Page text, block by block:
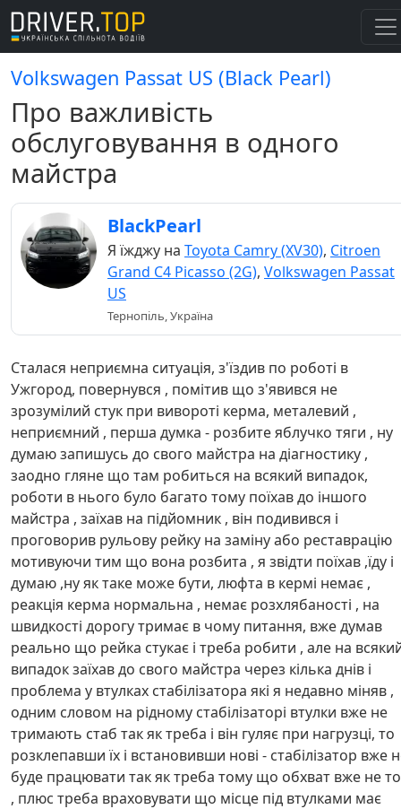
Volkswagen Passat US (Black Pearl)
Про важливість
обслуговування в одного
майстра
BlackPearl
Я їжджу на Toyota Camry (XV30), Citroen
Grand C4 Picasso (2G), Volkswagen Passat
US
Тернопіль, Україна
Сталася неприємна ситуація, з'їздив по роботі в
Ужгород, повернувся , помітив що з'явився не
зрозумілий стук при вивороті керма, металевий ,
неприємний , перша думка - розбите яблучко тяги , ну
думаю запишусь до свого майстра на діагностику ,
заодно гляне що там робиться на всякий випадок,
роботи в нього було багато тому поїхав до іншого
майстра , заїхав на підйомник , він подивився і
проговорив рульову рейку на заміну або реставрацію
мотивуючи тим що вона розбита , я звідти поїхав ,їду і
думаю ,ну як таке може бути, люфта в кермі немає ,
реакція керма нормальна , немає розхлябаності , на
швидкості дорогу тримає в чому питання, вже думав
реально що рейка стукає і треба робити , але на
випадок заїхав до свого майстра через кілька днів і
проблема у втулках стабілізатора які я недавно міняв ,
одним словом на рідному стабілізаторі втулки вже не
тримають стаб так як треба і він гуляє при нагрузці, то
розклепавши їх і встановивши нові - стабілізатор вже
буде працювати так як треба тому що обхват вже не
, плюс треба враховувати що місце під втулками має